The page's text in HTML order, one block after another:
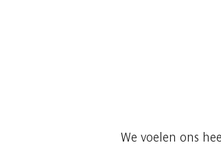
We voelen ons